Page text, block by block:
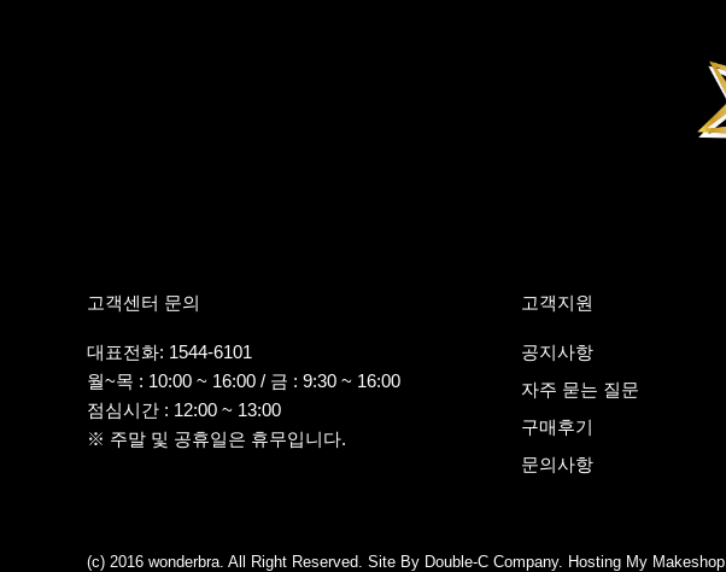
고객센터 문의
대표전화: 1544-6101
월~목 : 10:00 ~ 16:00 / 금 : 9:30 ~ 16:00
점심시간 : 12:00 ~ 13:00
※ 주말 및 공휴일은 휴무입니다.
고객지원
공지사항
자주 묻는 질문
구매후기
문의사항
(c) 2016 wonderbra. All Right Reserved. Site By Double-C Company. Hosting My Makeshop.